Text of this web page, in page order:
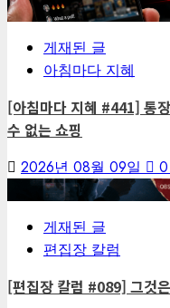
1
게재된 글
아침마다 지혜
[아침마다 지혜 #441] 통
수 없는 쇼핑
2026년 08월 09일 0
게재된 글
편집장 칼럼
[편집장 칼럼 #089] 그것